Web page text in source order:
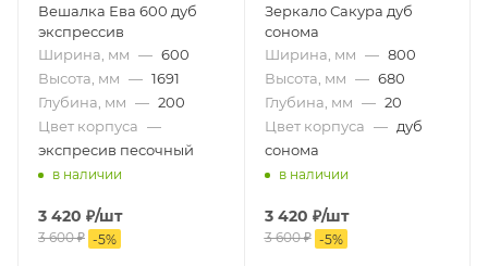
Вешалка Ева 600 дуб
экспрессив
Ширина, мм — 600
Высота, мм — 1691
Глубина, мм — 200
Цвет корпуса —
экспресив песочный
в наличии
3 420 ₽/шт
3 600₽ -5%
Зеркало Сакура дуб
сонома
Ширина, мм — 800
Высота, мм — 680
Глубина, мм — 20
Цвет корпуса — дуб
сонома
в наличии
3 420 ₽/шт
3 600₽ -5%